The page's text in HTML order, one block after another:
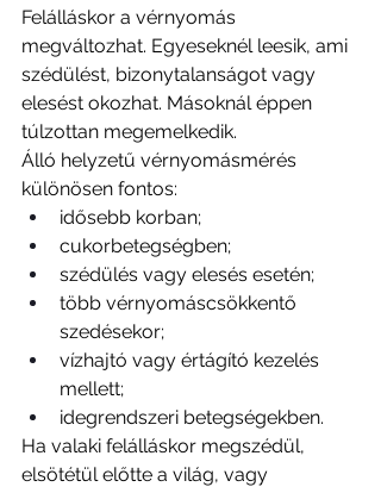
Felálláskor a vérnyomás
megváltozhat. Egyeseknél leesik, ami
szédülést, bizonytalanságot vagy
elesést okozhat. Másoknál éppen
túlzottan megemelkedik.
Álló helyzetű vérnyomásmérés
különösen fontos:
idősebb korban;
cukorbetegségben;
szédülés vagy elesés esetén;
több vérnyomáscsökkentő
szedésekor;
vízhajtó vagy értágító kezelés
mellett;
idegrendszeri betegségekben.
Ha valaki felálláskor megszédül,
elsötétül előtte a világ, vagy